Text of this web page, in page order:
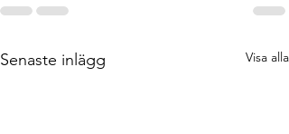
Senaste inlägg Visa alla